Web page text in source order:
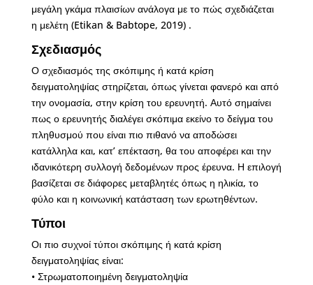
μεγάλη γκάμα πλαισίων ανάλογα με το πώς σχεδιάζεται
η μελέτη (Etikan & Babtope, 2019) .
Σχεδιασμός
Ο σχεδιασμός της σκόπιμης ή κατά κρίση
δειγματοληψίας στηρίζεται, όπως γίνεται φανερό και από
την ονομασία, στην κρίση του ερευνητή. Αυτό σημαίνει
πως ο ερευνητής διαλέγει σκόπιμα εκείνο το δείγμα του
πληθυσμού που είναι πιο πιθανό να αποδώσει
κατάλληλα και, κατ’ επέκταση, θα του αποφέρει και την
ιδανικότερη συλλογή δεδομένων προς έρευνα. Η επιλογή
βασίζεται σε διάφορες μεταβλητές όπως η ηλικία, το
φύλο και η κοινωνική κατάσταση των ερωτηθέντων.
Τύποι
Οι πιο συχνοί τύποι σκόπιμης ή κατά κρίση
δειγματοληψίας είναι:
• Στρωματοποιημένη δειγματοληψία